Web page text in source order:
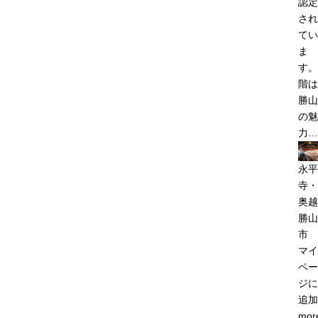
され
てい
ま
す
階は
勝山
の魅
力…
永平
寺・
奥越
勝山
市
マイ
ペー
ジに
追加